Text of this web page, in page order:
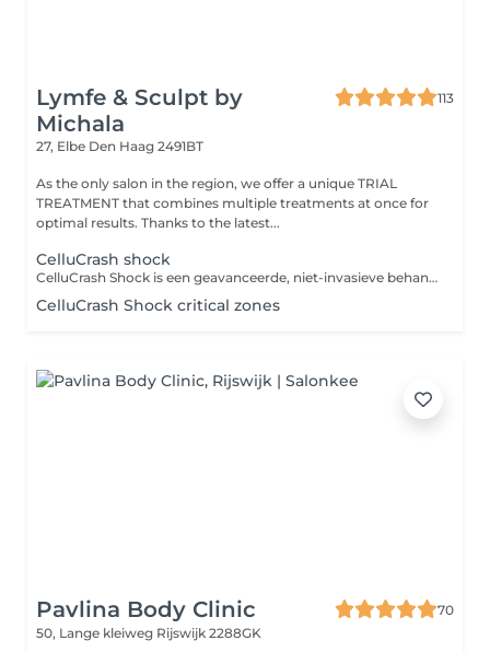
Lymfe & Sculpt by
Michala
113
27, Elbe Den Haag 2491BT
As the only salon in the region, we offer a unique TRIAL
TREATMENT that combines multiple treatments at once for
optimal results. Thanks to the latest...
CelluCrash shock
CelluCrash Shock is een geavanceerde, niet-invasieve behandeling die gebruikmaakt van een intensieve thermische schok met temperaturen van -18 °C tot +41 °C om vetcellen doelgericht af te breken en de huidstructuur zichtbaar te verbeteren. Dankzij de diepe werking in de lagen waar cellulitis ontstaat, behoort deze behandeling tot de meest effectieve methodes op de markt. Hoe werkt CelluCrash Shock? Tijdens de behandeling wisselt een speciale behandelkop tussen koude en warmte. Deze temperatuurwissel: -zorgt voor destructie van vetcellen (lipolyse), -stimuleert de bloedcirculatie en het lymfesysteem, -verstevigt het bindweefsel en verbetert de huidelasticiteit, -pakt cellulitis aan bij de oorsprong diep in het weefsel. Dankzij de extreme temperatuurverschillen dringt CelluCrash Shock dieper door dan standaardbehandelingen en is het bijzonder effectief, zelfs bij hardnekkige cellulitis. Resultaten die je kunt zien: Zichtbaar verschil al na de eerste sessie de huid voelt gladder en steviger aan, en de cellulitis is minder opvallend. Bij regelmatige behandelingen zie je: -volumevermindering in het behandelde gebied, -stevigere en strakkere huid, -langdurige verbetering van de huidtextuur. Voor wie is CelluCrash Shock geschikt? Deze behandeling is ideaal voor wie: -cellulitis heeft op dijen, billen, buik of armen, -een slappere huid wil verstevigen, -last heeft van plaatselijk vet dat niet verdwijnt met dieet of beweging. Contra-indicaties , - Spataderen , - Zwangerschap , - Borstvoeding , - Epilepsie , - Kanker of tumor, ook in het verleden , - Allergie voor koude Heb je twijfels of de behandeling geschikt is voor jou? Neem gerust contact met ons op voor een persoonlijk advies of overleg met je arts. BELANGRIJKE MEDEDELING Als je twijfelt of de behandeling geschikt is voor jou, neem dan vooraf contact met ons op. Je bent verplicht om ons correct te informeren over je gezondheidstoestand. Wanneer belangrijke informatie wordt verzwegen, kan de behandeling niet doorgaan en wordt de aanbetaling niet terugbetaald.
CelluCrash Shock critical zones
Pavlina Body Clinic
70
50, Lange kleiweg Rijswijk 2288GK